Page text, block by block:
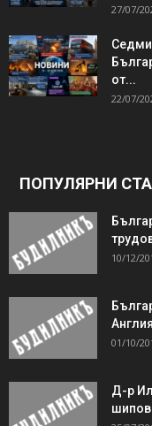
27/07/
от...
22/07/
ПОПУЛЯРНИ
10/12/
Англия
01/10/
Д-р